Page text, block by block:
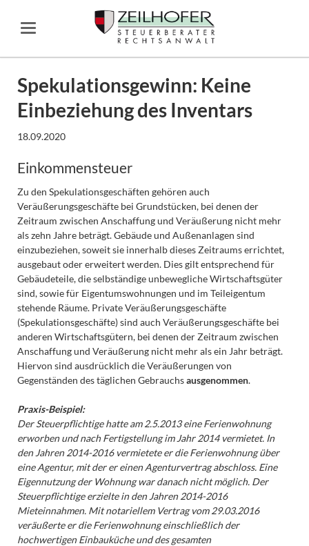
Spekulationsgewinn: Keine
Einbeziehung des Inventars
18.09.2020
Einkommensteuer
Zu den Spekulationsgeschäften gehören auch
Veräußerungsgeschäfte bei Grundstücken, bei denen der
Zeitraum zwischen Anschaffung und Veräußerung nicht mehr
als zehn Jahre beträgt. Gebäude und Außenanlagen sind
einzubeziehen, soweit sie innerhalb dieses Zeitraums errichtet,
ausgebaut oder erweitert werden. Dies gilt entsprechend für
Gebäudeteile, die selbständige unbewegliche Wirtschaftsgüter
sind, sowie für Eigentumswohnungen und im Teileigentum
stehende Räume. Private Veräußerungsgeschäfte
(Spekulationsgeschäfte) sind auch Veräußerungsgeschäfte bei
anderen Wirtschaftsgütern, bei denen der Zeitraum zwischen
Anschaffung und Veräußerung nicht mehr als ein Jahr beträgt.
Hiervon sind ausdrücklich die Veräußerungen von
Gegenständen des täglichen Gebrauchsausgenommen.
Praxis-Beispiel:
Der Steuerpflichtige hatte am 2.5.2013 eine Ferienwohnung
erworben und nach Fertigstellung im Jahr 2014 vermietet. In
den Jahren 2014-2016 vermietete er die Ferienwohnung über
eine Agentur, mit der er einen Agenturvertrag abschloss. Eine
Eigennutzung der Wohnung war danach nicht möglich. Der
Steuerpflichtige erzielte in den Jahren 2014-2016
Mieteinnahmen. Mit notariellem Vertrag vom 29.03.2016
veräußerte er die Ferienwohnung einschließlich der
hochwertigen Einbauküche und des gesamten